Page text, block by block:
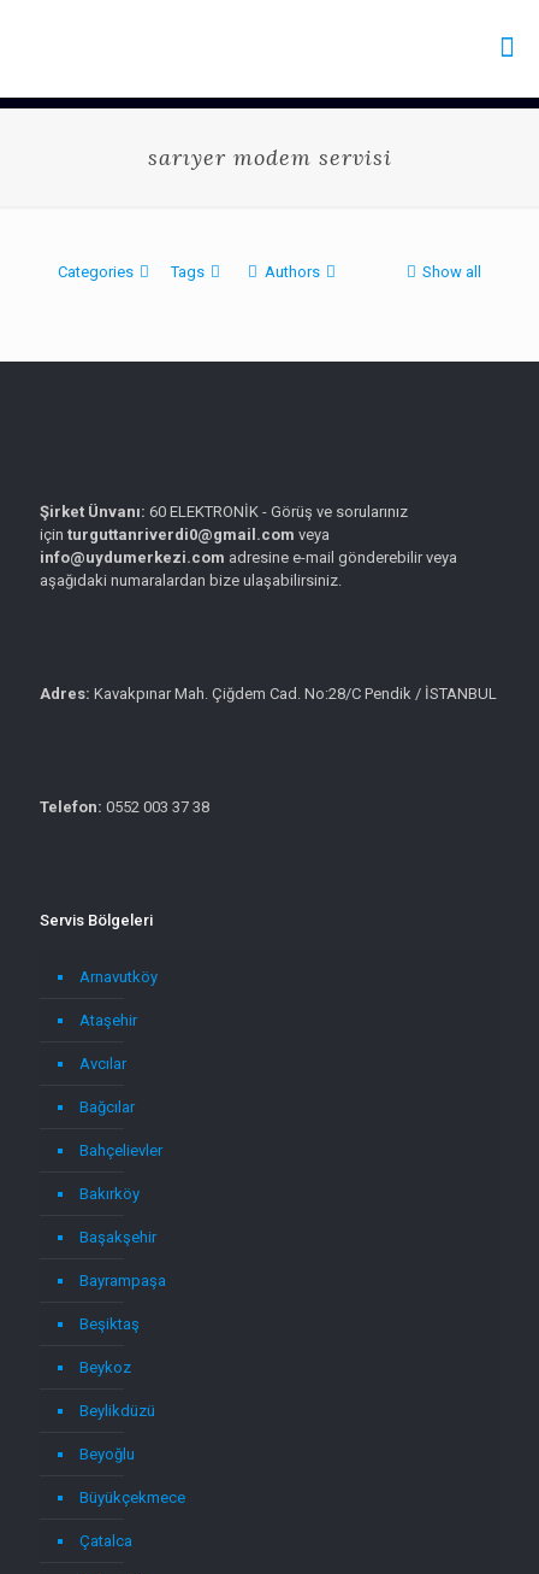
sarıyer modem servisi
Categories Tags Authors Show all
Şirket Ünvanı: 60 ELEKTRONİK - Görüş ve sorularınız
için turguttanriverdi0@gmail.com veya
info@uydumerkezi.com adresine e-mail gönderebilir veya
aşağıdaki numaralardan bize ulaşabilirsiniz.
Adres: Kavakpınar Mah. Çiğdem Cad. No:28/C Pendik / İSTANBUL
Telefon: 0552 003 37 38
Servis Bölgeleri
Arnavutköy
Ataşehir
Avcılar
Bağcılar
Bahçelievler
Bakırköy
Başakşehir
Bayrampaşa
Beşiktaş
Beykoz
Beylikdüzü
Beyoğlu
Büyükçekmece
Çatalca